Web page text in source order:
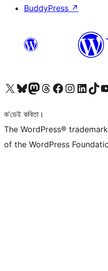
BuddyPress ↗
আমাৰ X (আগৰ Twitter) একাউণ্টলৈ যাওকআমাৰ Bluesky একাউণ্টলৈ যাওকআমাৰ Mastodon একাউণ্টলৈ যাওকআমাৰ Threads একাউণ্টলৈ যাওকআমাৰ Facebook পৃষ্ঠালৈ যাওকআমাৰ Instagram একাউণ্টলৈ যাওকআমাৰ LinkedIn একাউণ্টলৈ যাওকআমাৰ TikTok একাউণ্টলৈ যাওক
আমাৰ
ক’ডেই কবিতা।
The WordPress®
of the WordPress